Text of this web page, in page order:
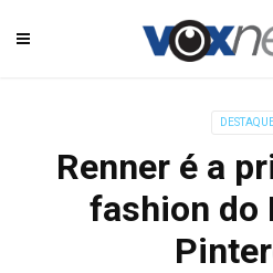
Renner é a
fashion do